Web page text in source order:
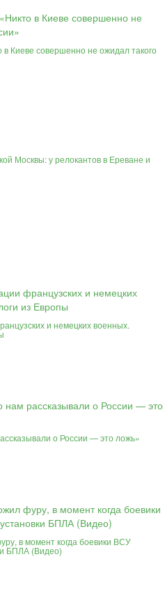
в Киеве совершенно не ожидал такого
Москвы: у релокантов в Ереване и
и немецких военных.
о России — это ложь»
в момент когда боевики ВСУ
БПЛА (Видео)